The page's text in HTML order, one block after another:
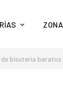
más
de bisutería baratos